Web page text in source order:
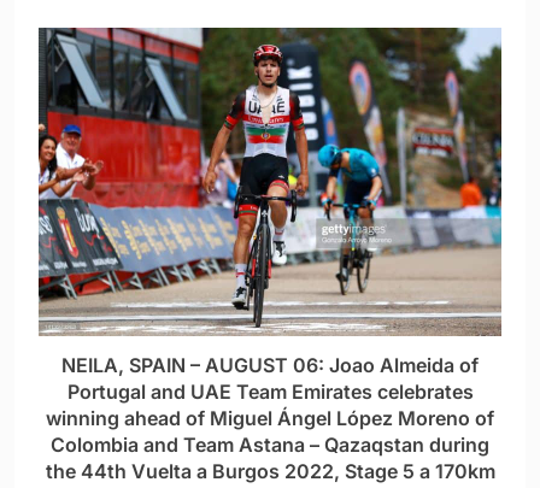
NEILA, SPAIN – AUGUST 06: Joao Almeida of
Portugal and UAE Team Emirates celebrates
winning ahead of Miguel Ángel López Moreno of
Colombia and Team Astana – Qazaqstan during
the 44th Vuelta a Burgos 2022, Stage 5 a 170km